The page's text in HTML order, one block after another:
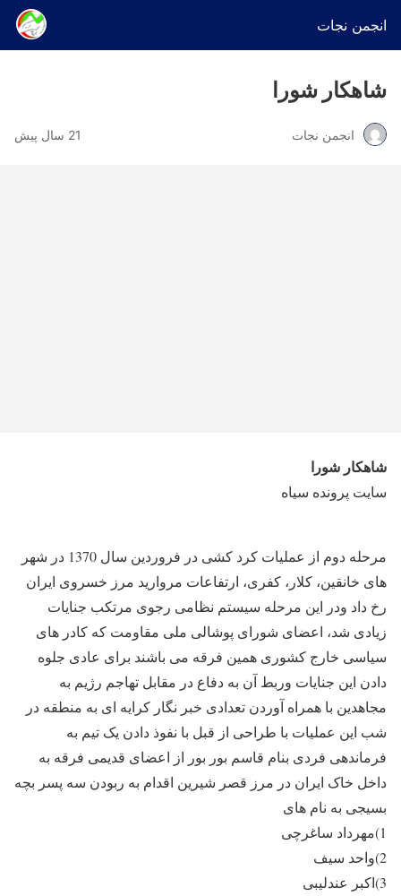
انجمن نجات
شاه‎کار شورا
انجمن نجات 21 سال پیش
شاه‎کار شورا
سایت پرونده سیاه
مرحله دوم از عملیات کرد کشی در فروردین سال 1370 در شهر
های خانقین، کلار، کفری، ارتفاعات مروارید مرز خسروی ایران
رخ داد ودر این مرحله سیستم نظامی رجوی مرتکب جنایات
زیادی شد، اعضای شورای پوشالی ملی مقاومت که کادر های
سیاسی خارج کشوری همین فرقه می باشند برای عادی جلوه
دادن این جنایات وربط آن به دفاع در مقابل تهاجم رژیم به
مجاهدین با همراه آوردن تعدادی خبر نگار کرایه ای به منطقه در
شب این عملیات با طراحی از قبل با نفوذ دادن یک تیم به
فرماندهی فردی بنام قاسم بور بور از اعضای قدیمی فرقه به
داخل خاک ایران در مرز قصر شیرین اقدام به ربودن سه پسر بچه
بسیجی به نام های
1)مهرداد ساغرچی
2)واحد سیف
3)اکبر عندلیبی